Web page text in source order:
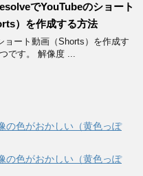
でYouTubeのショート
）を作成する方法
ョート動画（Shorts）を作成す
です。 解像度 ...
の色がおかしい（黄色っぽ
の色がおかしい（黄色っぽ